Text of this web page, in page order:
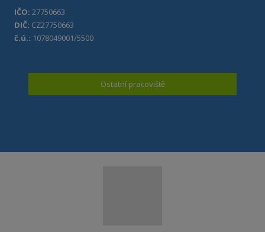
IČO: 27750663
DIČ: CZ27750663
č.ú.: 1078049001/5500
Ostatní pracoviště